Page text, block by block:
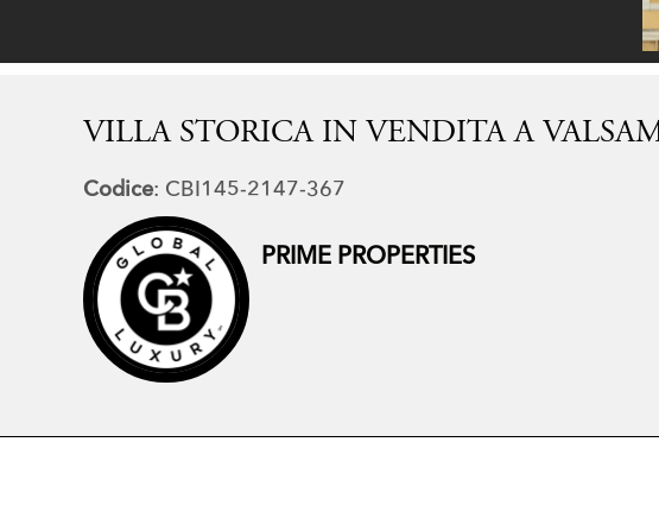
VILLA STORICA IN VENDITA A
Codice: CBI145-2147-367
PRIME PROPERTIES